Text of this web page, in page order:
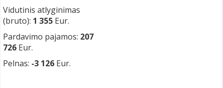
Vidutinis atlyginimas
(bruto): 1 355 Eur.
Pardavimo pajamos: 207
726 Eur.
Pelnas: -3 126 Eur.